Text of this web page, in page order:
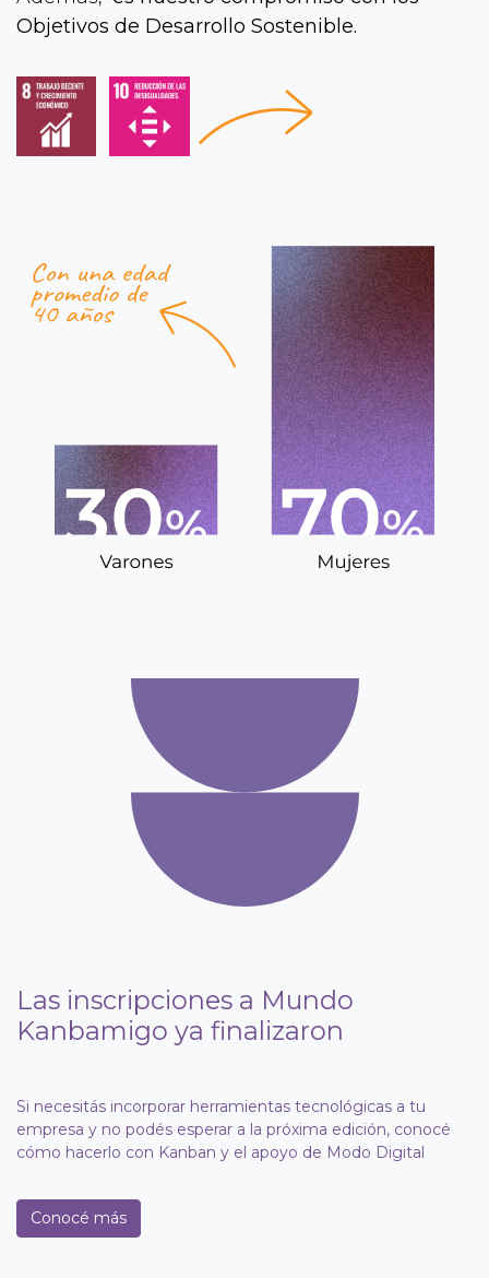
Objetivos de Desarrollo Sostenible.
Las inscripciones a Mundo
Kanbamigo ya finalizaron
Si necesitás incorporar herramientas tecnológicas a tu
empresa y no podés esperar a la próxima edición, conocé
cómo hacerlo con Kanban y el apoyo de Modo Digital
Conocé más